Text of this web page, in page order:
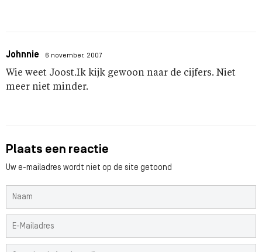
Johnnie 6 november, 2007
Wie weet Joost.Ik kijk gewoon naar de cijfers. Niet
meer niet minder.
Plaats een reactie
Uw e-mailadres wordt niet op de site getoond